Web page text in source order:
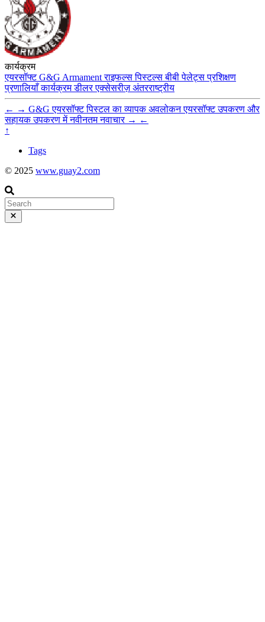
कार्यक्रम
एयरसॉफ्टG&G Armamentराइफल्सपिस्टल्सबीबी पेलेट्सप्रशिक्षण
प्रणालियाँकार्यक्रमडीलरएक्सेसरीज़अंतरराष्ट्रीय
← → G&G एयरसॉफ्ट पिस्टल का व्यापक अवलोकन एयरसॉफ्ट उपकरण और
सहायक उपकरण में नवीनतम नवाचार → ←
↑
Tags
© 2025 www.guay2.com